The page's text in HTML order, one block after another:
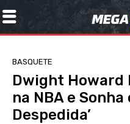
BASQUETE
Dwight Howard
na NBA e Sonha
Despedida’